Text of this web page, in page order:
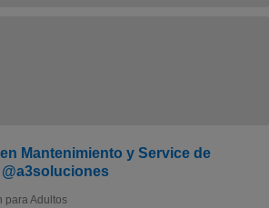
Mantenimiento y Service de
para Adultos